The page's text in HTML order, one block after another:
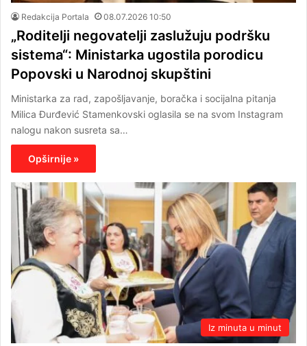
Redakcija Portala 08.07.2026 10:50
„Roditelji negovatelji zaslužuju podršku
sistema“: Ministarka ugostila porodicu
Popovski u Narodnoj skupštini
Ministarka za rad, zapošljavanje, boračka i socijalna pitanja
Milica Đurđević Stamenkovski oglasila se na svom Instagram
nalogu nakon susreta sa…
Opširnije »
Iz minuta u minut